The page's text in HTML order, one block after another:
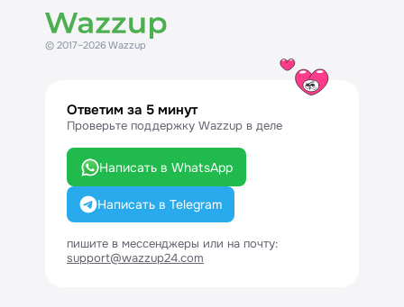
© 2017–2026 Wazzup
Ответим за 5 минут
Проверьте поддержку Wazzup в деле
Написать в WhatsApp
Написать в Telegram
пишите в мессенджеры или на почту:
support@wazzup24.com